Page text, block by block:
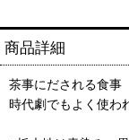
商品詳細
茶事にだされる食事
時代劇でもよく使わ